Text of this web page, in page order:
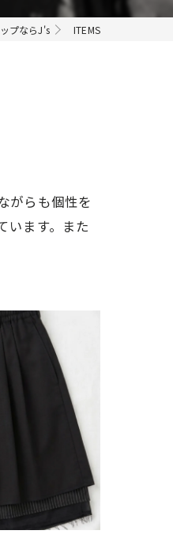
プならJ's ITEMS
がらも個性を
います。また